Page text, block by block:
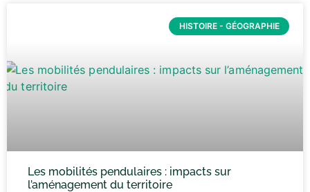
HISTOIRE - GÉOGRAPHIE
Les mobilités pendulaires : impacts sur
l’aménagement du territoire